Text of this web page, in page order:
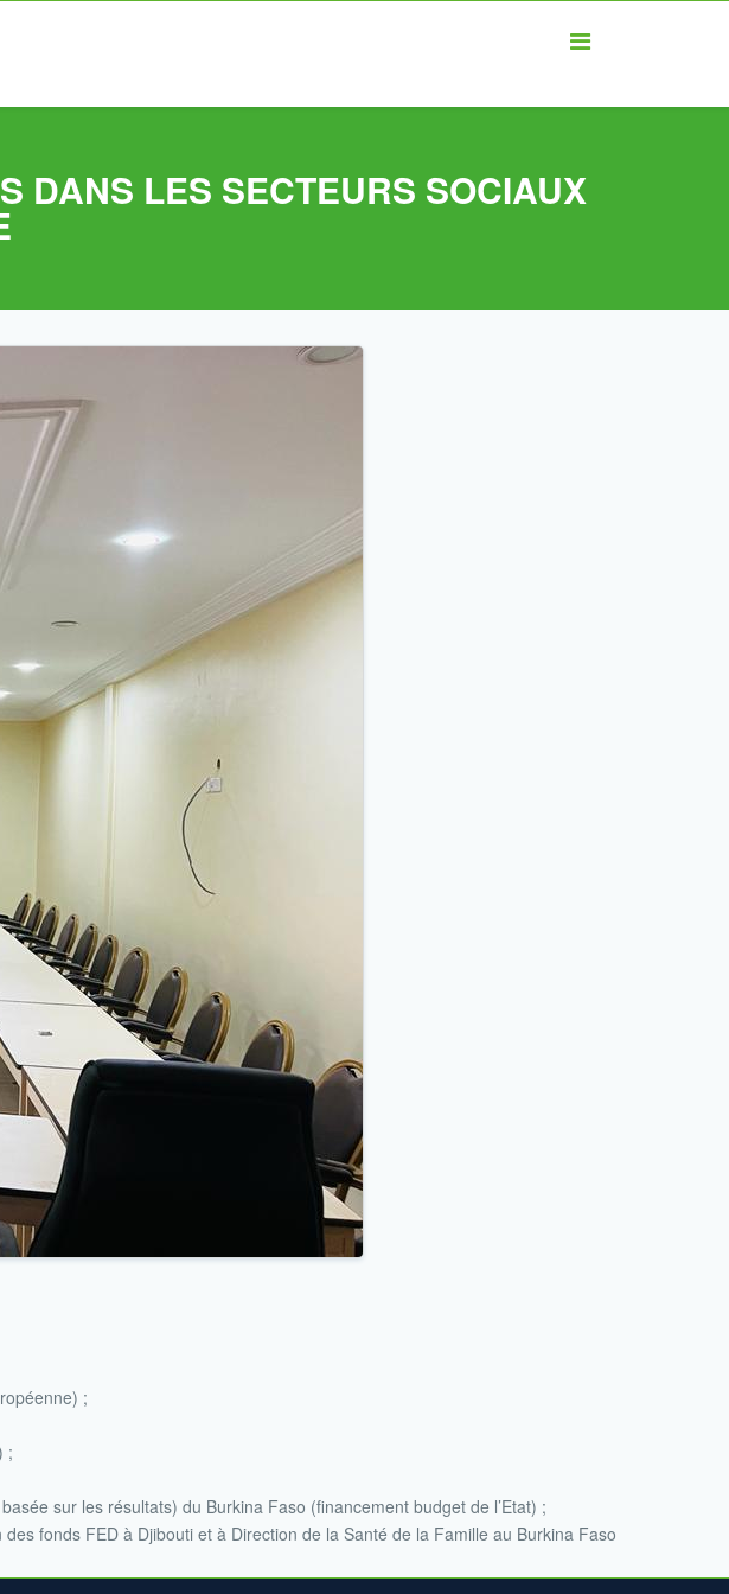
DANS LES SECTEURS SOCIAUX
;
;
sur les résultats) du Burkina Faso (financement budget de l’Etat) ;
fonds FED à Djibouti et à Direction de la Santé de la Famille au Burkina Faso